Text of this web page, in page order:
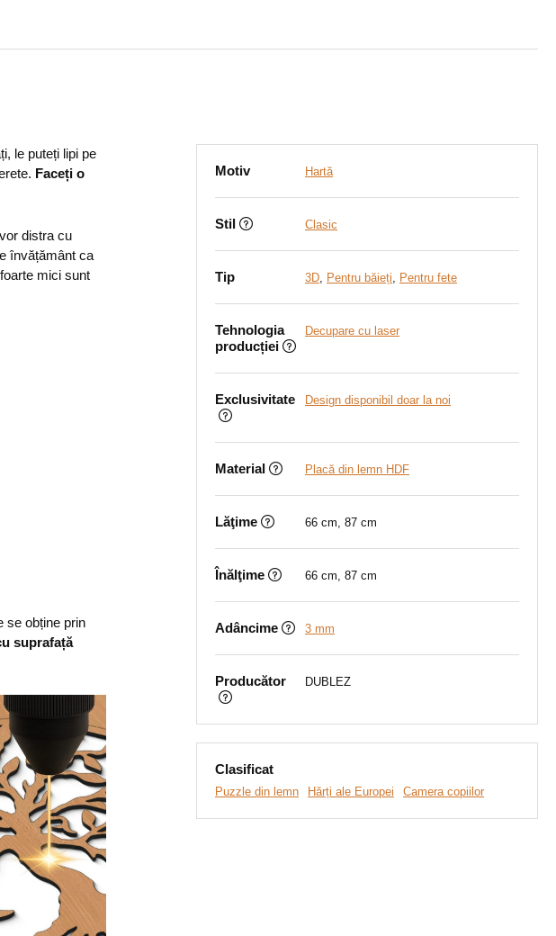
le puteți lipi pe
Faceți o
distra cu
învățământ ca
mici sunt
se obține prin
suprafață
Motiv Hartă
Stil Clasic
Tip 3D, Pentru băieți, Pentru fete
Tehnologia
producției
Decupare cu laser
Exclusivitate Design disponibil doar la noi
Material Placă din lemn HDF
Lăţime 66 cm, 87 cm
Înălţime 66 cm, 87 cm
Adâncime 3 mm
Producător DUBLEZ
Clasificat
Puzzle din lemn Hărți ale Europei Camera copiilor